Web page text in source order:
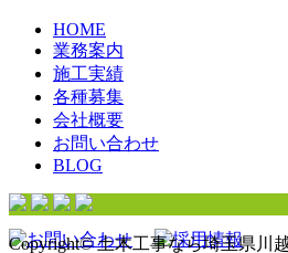
HOME
業務案内
施工実績
各種募集
会社概要
お問い合わせ
BLOG
Copyright© 土木工事なら埼玉県川